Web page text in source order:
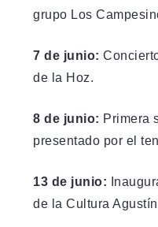
grupo Los
7 de junio:
de la Hoz.
8 de junio: Primera
presentado por el
13 de junio:
de la Cultura